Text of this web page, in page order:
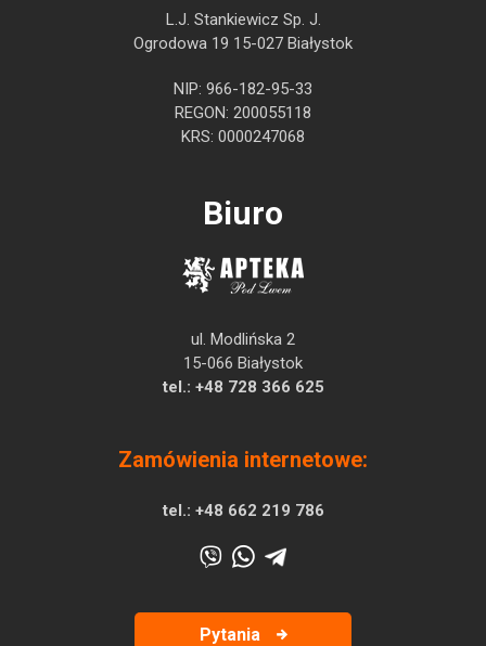
L.J. Stankiewicz Sp. J.
Ogrodowa 19 15-027 Białystok
NIP: 966-182-95-33
REGON: 200055118
KRS: 0000247068
Biuro
ul. Modlińska 2
15-066 Białystok
tel.: +48 728 366 625
Zamówienia internetowe:
tel.: +48 662 219 786
Pytania